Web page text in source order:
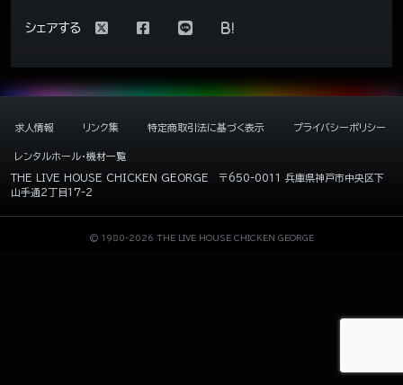
シェアする !
求人情報 リンク集 特定商取引法に基づく表示 プライバシーポリシー
レンタルホール・機材一覧
THE LIVE HOUSE CHICKEN GEORGE 〒650-0011 兵庫県神戸市中央区下
山手通2丁目17-2
© 1980-2026 THE LIVE HOUSE CHICKEN GEORGE